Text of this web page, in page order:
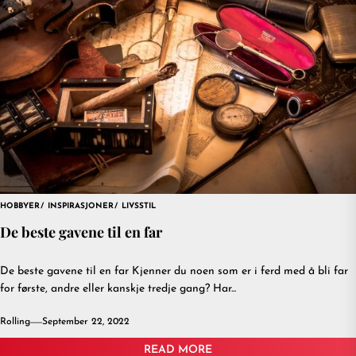
HOBBYER INSPIRASJONER LIVSSTIL
De beste gavene til en far
De beste gavene til en far Kjenner du noen som er i ferd med å bli far
for første, andre eller kanskje tredje gang? Har...
Rolling September 22, 2022
READ MORE